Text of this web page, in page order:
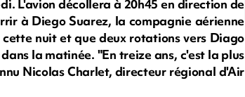
L'avion décollera à 20h45 en direction de
à Diego Suarez, la compagnie aérienne
nuit et que deux rotations vers Diago
la matinée. "En treize ans, c'est la plus
Nicolas Charlet, directeur régional d'Air